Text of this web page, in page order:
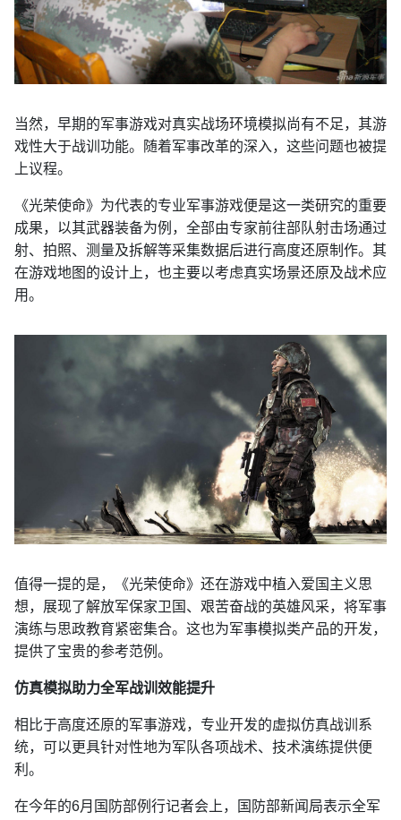
当然，早期的军事游戏对真实战场环境模拟尚有不足，其游
戏性大于战训功能。随着军事改革的深入，这些问题也被提
上议程。
《光荣使命》为代表的专业军事游戏便是这一类研究的重要
成果，以其武器装备为例，全部由专家前往部队射击场通过
射、拍照、测量及拆解等采集数据后进行高度还原制作。其
在游戏地图的设计上，也主要以考虑真实场景还原及战术应
用。
值得一提的是，《光荣使命》还在游戏中植入爱国主义思
想，展现了解放军保家卫国、艰苦奋战的英雄风采，将军事
演练与思政教育紧密集合。这也为军事模拟类产品的开发，
提供了宝贵的参考范例。
仿真模拟助力全军战训效能提升
相比于高度还原的军事游戏，专业开发的虚拟仿真战训系
统，可以更具针对性地为军队各项战术、技术演练提供便
利。
在今年的6月国防部例行记者会上，国防部新闻局表示全军